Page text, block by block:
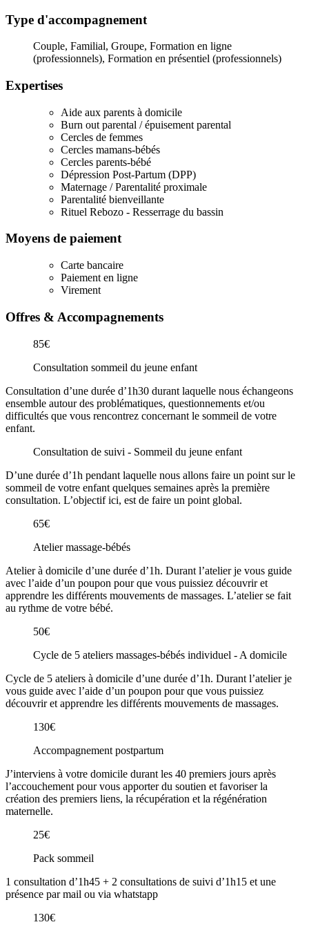
Type d'accompagnement
Couple, Familial, Groupe, Formation en ligne
(professionnels), Formation en présentiel (professionnels)
Expertises
Aide aux parents à domicile
Burn out parental / épuisement parental
Cercles de femmes
Cercles mamans-bébés
Cercles parents-bébé
Dépression Post-Partum (DPP)
Maternage / Parentalité proximale
Parentalité bienveillante
Rituel Rebozo - Resserrage du bassin
Moyens de paiement
Carte bancaire
Paiement en ligne
Virement
Offres & Accompagnements
85€
Consultation sommeil du jeune enfant
Consultation d’une durée d’1h30 durant laquelle nous échangeons
ensemble autour des problématiques, questionnements et/ou
difficultés que vous rencontrez concernant le sommeil de votre
enfant.
Consultation de suivi - Sommeil du jeune enfant
D’une durée d’1h pendant laquelle nous allons faire un point sur le
sommeil de votre enfant quelques semaines après la première
consultation. L’objectif ici, est de faire un point global.
65€
Atelier massage-bébés
Atelier à domicile d’une durée d’1h. Durant l’atelier je vous guide
avec l’aide d’un poupon pour que vous puissiez découvrir et
apprendre les différents mouvements de massages. L’atelier se fait
au rythme de votre bébé.
50€
Cycle de 5 ateliers massages-bébés individuel - A domicile
Cycle de 5 ateliers à domicile d’une durée d’1h. Durant l’atelier je
vous guide avec l’aide d’un poupon pour que vous puissiez
découvrir et apprendre les différents mouvements de massages.
130€
Accompagnement postpartum
J’interviens à votre domicile durant les 40 premiers jours après
l’accouchement pour vous apporter du soutien et favoriser la
création des premiers liens, la récupération et la régénération
maternelle.
25€
Pack sommeil
1 consultation d’1h45 + 2 consultations de suivi d’1h15 et une
présence par mail ou via whatstapp
130€